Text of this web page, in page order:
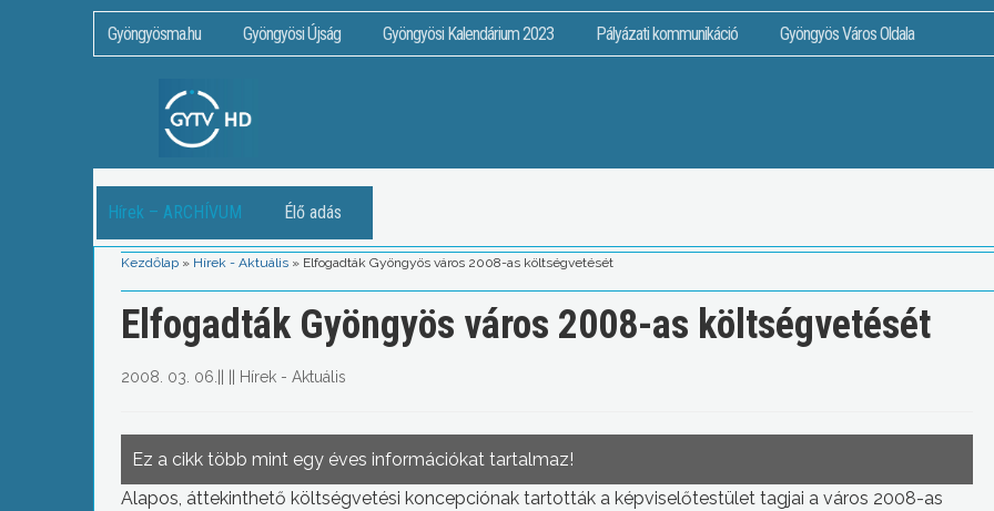
Gyöngyösma.hu Gyöngyösi Újság Gyöngyösi Kalendárium 2023 Pályázati kommunikáció Gyöngyös Város Oldala
Hírek – ARCHÍVUM Élő adás
Kezdőlap » Hírek - Aktuális » Elfogadták Gyöngyös város 2008-as költségvetését
Elfogadták Gyöngyös város 2008-as költségvetését
2008. 03. 06. Hírek - Aktuális
Ez a cikk több mint egy éves információkat tartalmaz!
Alapos, áttekinthető költségvetési koncepciónak tartották a képviselőtestület tagjai a város 2008-as